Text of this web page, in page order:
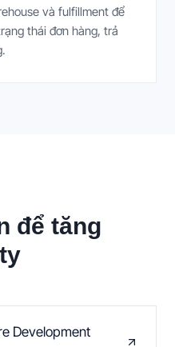
và fulfillment để
thái đơn hàng, trả
để tăng
Development